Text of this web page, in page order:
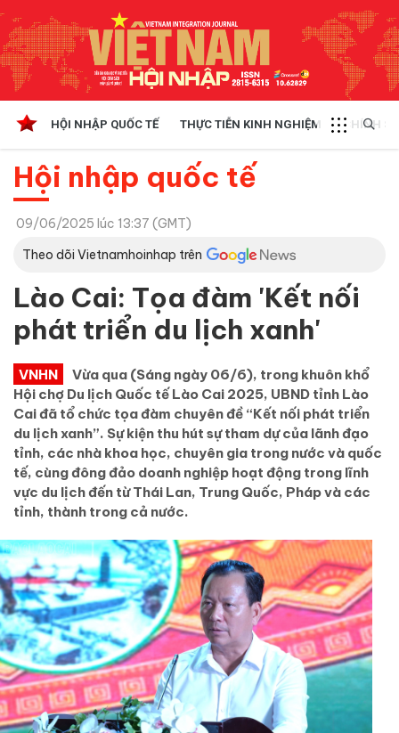
HỘI NHẬP QUỐC TẾ THỰC TIỄN KINH NGHIỆM CHÍNH
Hội nhập quốc tế
09/06/2025 lúc 13:37 (GMT)
Theo dõi Vietnamhoinhap trên
Lào Cai: Tọa đàm 'Kết nối
phát triển du lịch xanh'
VNHN
Vừa qua (Sáng ngày 06/6), trong khuôn khổ
Hội chợ Du lịch Quốc tế Lào Cai 2025, UBND tỉnh Lào
Cai đã tổ chức tọa đàm chuyên đề “Kết nối phát triển
du lịch xanh”. Sự kiện thu hút sự tham dự của lãnh đạo
tỉnh, các nhà khoa học, chuyên gia trong nước và quốc
tế, cùng đông đảo doanh nghiệp hoạt động trong lĩnh
vực du lịch đến từ Thái Lan, Trung Quốc, Pháp và các
tỉnh, thành trong cả nước.